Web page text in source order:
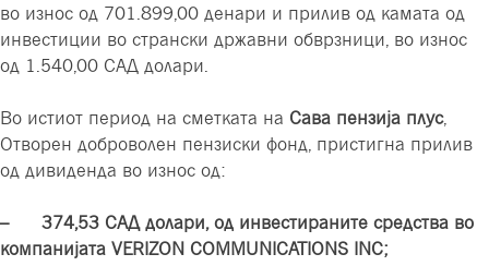
во износ од 701.899,00 денари и прилив од каматa од
инвестиции во странски државни обврзници, во износ
од 1.540,00 САД долари.
Во истиот период на сметката на Сава пензија плус,
Отворен доброволен пензиски фонд, пристигна прилив
од дивиденда во износ од:
– 374,53 САД долари, од инвестираните средства во
компанијата VERIZON COMMUNICATIONS INC;